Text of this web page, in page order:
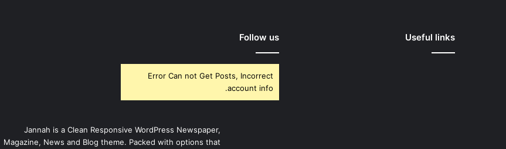
Useful links
Follow us
Error Can not Get Posts, Incorrect
account info.
Jannah is a Clean Responsive WordPress Newspaper,
Magazine, News and Blog theme. Packed with options that